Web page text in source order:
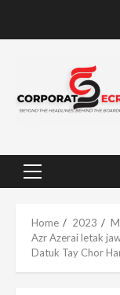
Primary
Home 2023
Azr Azerai letak
Datuk Tay Chor